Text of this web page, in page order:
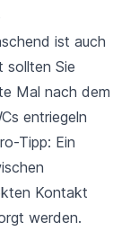
ist auch
sollten Sie
Mal nach dem
entriegeln
Tipp: Ein
Kontakt
werden.